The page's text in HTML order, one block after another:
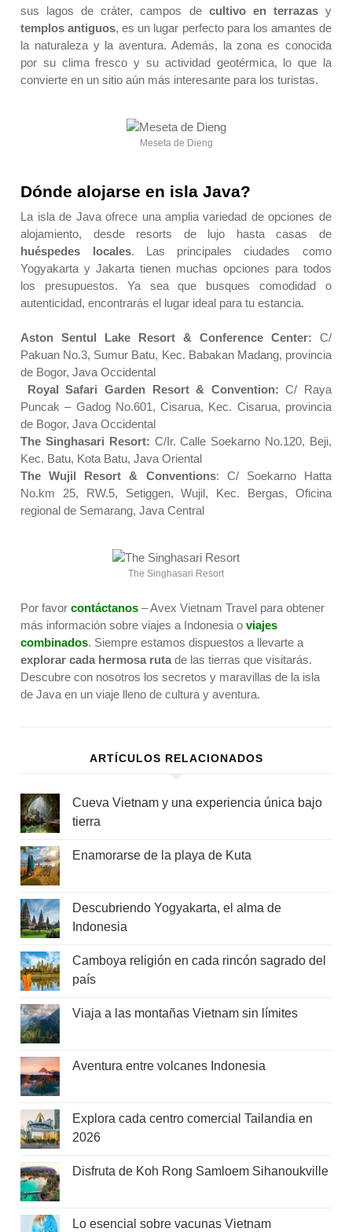
sus lagos de cráter, campos de cultivo en terrazasy
templos antiguos, es un lugar perfecto para los amantes de
la naturaleza y la aventura. Además, la zona es conocida
por su clima fresco y su actividad geotérmica, lo que la
convierte en un sitio aún más interesante para los turistas.
Meseta de Dieng
Dónde alojarse en isla Java?
La isla de Javaofrece una amplia variedad de opciones de
alojamiento, desde resorts de lujo hasta casas de
huéspedes locales. Las principales ciudades como
Yogyakarta y Jakarta tienen muchas opciones para todos
los presupuestos. Ya sea que busques comodidad o
autenticidad, encontrarás el lugar ideal para tu estancia.
Aston Sentul Lake Resort & Conference Center: C/
Pakuan No.3, Sumur Batu, Kec. Babakan Madang, provincia
de Bogor, Java Occidental
Royal Safari Garden Resort & Convention:C/ Raya
Puncak – Gadog No.601, Cisarua, Kec. Cisarua, provincia
de Bogor, Java Occidental
The Singhasari Resort: C/Ir. Calle Soekarno No.120, Beji,
Kec. Batu, Kota Batu, Java Oriental
The Wujil Resort & Conventions: C/ Soekarno Hatta
No.km 25, RW.5, Setiggen, Wujil, Kec. Bergas, Oficina
regional de Semarang, Java Central
The Singhasari Resort
Por favorcontáctanos – Avex Vietnam Travel para obtener
más información sobre viajes a Indonesia oviajes
combinados. Siempre estamos dispuestos a llevarte a
explorar cada hermosa ruta de las tierras que visitarás.
Descubre con nosotros los secretos y maravillas de la isla
de Java en un viaje lleno de cultura y aventura.
ARTÍCULOS RELACIONADOS
Cueva Vietnam y una experiencia única bajo
tierra
Enamorarse de la playa de Kuta
Descubriendo Yogyakarta, el alma de
Indonesia
Camboya religión en cada rincón sagrado del
país
Viaja a las montañas Vietnam sin límites
Aventura entre volcanes Indonesia
Explora cada centro comercial Tailandia en
2026
Disfruta de Koh Rong Samloem Sihanoukville
Lo esencial sobre vacunas Vietnam